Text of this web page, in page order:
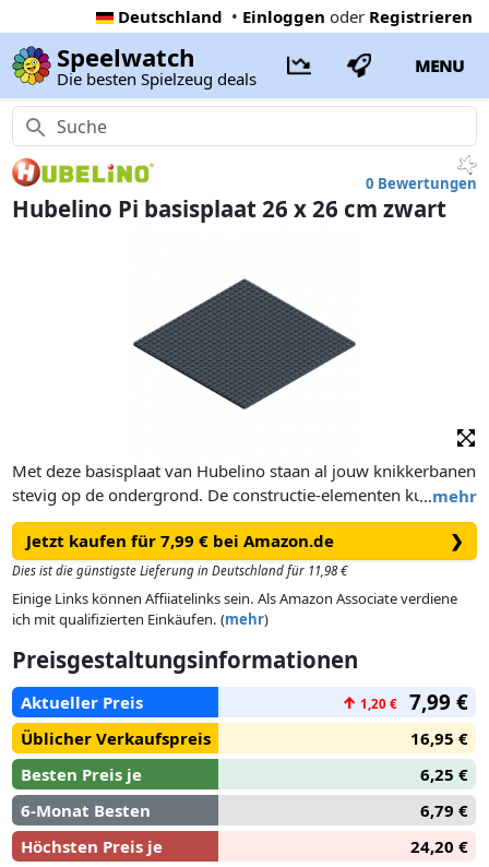
Deutschland • Einloggen oder Registrieren
Speelwatch
Die besten Spielzeug deals
MENU
0 Bewertungen
Hubelino Pi basisplaat 26 x 26 cm zwart
…mehr
Met deze basisplaat van Hubelino staan al jouw knikkerbanen
stevig op de ondergrond. De constructie-elementen kunnen
ook aan de onderkant van de basisplaat worden geklikt,
zodat je een niveau in de knikkerbaan kunt aanbrengen. De
plaat is tevens compatibel met bouwstenen van andere
fabrikanten.
Jetzt kaufen für 7,99 € bei Amazon.de ❯
Dies ist die günstigste Lieferung in Deutschland für 11,98 €
Einige Links können Affiiatelinks sein. Als Amazon Associate verdiene
ich mit qualifizierten Einkäufen. (mehr)
Preisgestaltungsinformationen
Aktueller Preis ↑ 1,20 € 7,99 €
Üblicher Verkaufspreis
16,95 €
Besten Preis je
6,25 €
6-Monat Besten
6,79 €
Höchsten Preis je
24,20 €